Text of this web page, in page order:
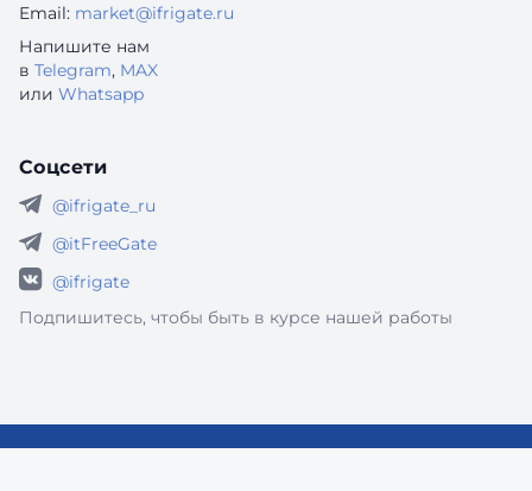
Email: market@ifrigate.ru
Напишите нам
в Telegram, MAX
или Whatsapp
Соцсети
@ifrigate_ru
@itFreeGate
@ifrigate
Подпишитесь, чтобы быть в курсе нашей работы